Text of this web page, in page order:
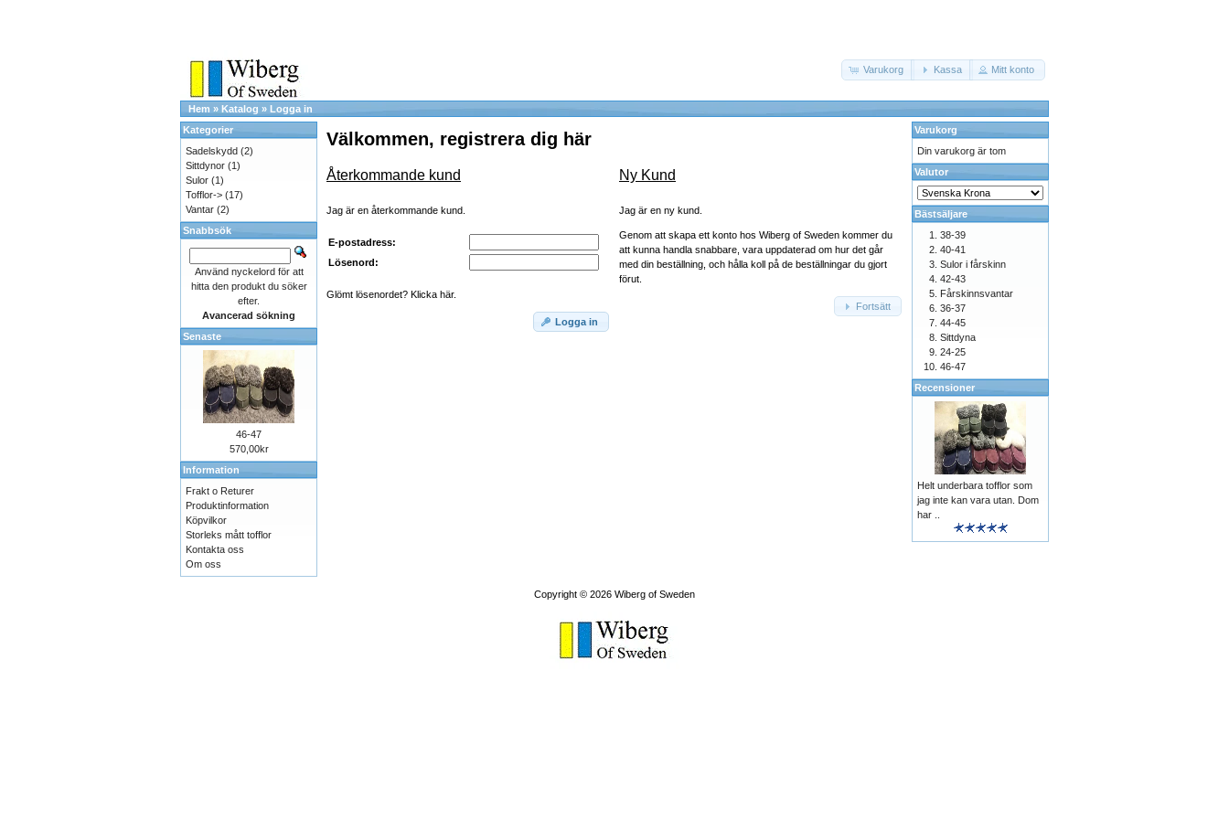
Varukorg Kassa Mitt konto
Hem » Katalog » Logga in
Välkommen, registrera dig här
Återkommande kund
Jag är en återkommande kund.
E-postadress:
Lösenord:
Glömt lösenordet? Klicka här.
Logga in
Ny Kund
Jag är en ny kund.
Genom att skapa ett konto hos Wiberg of Sweden kommer du
att kunna handla snabbare, vara uppdaterad om hur det går
med din beställning, och hålla koll på de beställningar du gjort
förut.
Fortsätt
Kategorier
Sadelskydd (2)
Sittdynor (1)
Sulor (1)
Tofflor-> (17)
Vantar (2)
Snabbsök
Använd nyckelord för att
hitta den produkt du söker
efter.
Avancerad sökning
Senaste
46-47
570,00kr
Information
Frakt o Returer
Produktinformation
Köpvilkor
Storleks mått tofflor
Kontakta oss
Om oss
Varukorg
Din varukorg är tom
Valutor
Bästsäljare
38-39
40-41
Sulor i fårskinn
42-43
Fårskinnsvantar
36-37
44-45
Sittdyna
24-25
46-47
Recensioner
Helt underbara tofflor som
jag inte kan vara utan. Dom
har ..
Copyright © 2026 Wiberg of Sweden